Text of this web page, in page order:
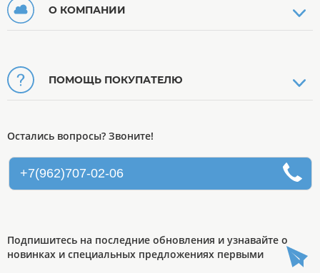
О КОМПАНИИ
ПОМОЩЬ ПОКУПАТЕЛЮ
Остались вопросы? Звоните!
+7(962)707-02-06
Подпишитесь на последние обновления и узнавайте о
новинках и специальных предложениях первыми